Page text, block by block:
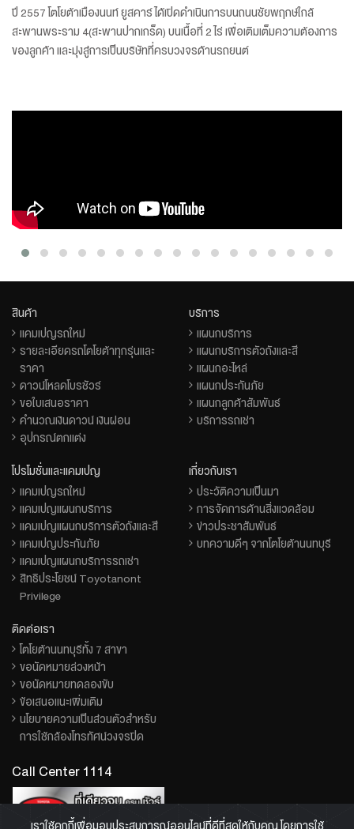
ปี 2557 โตโยต้าเมืองนนท์ ยูสคาร์ ได้เปิดดำเนินการบนถนนชัยพฤกษ์ใกล้
สะพานพระราม 4(สะพานปากเกร็ด) บนเนื้อที่ 2 ไร่ เพื่อเติมเต็มความต้องการ
ของลูกค้า และมุ่งสู่การเป็นบริษัทที่ครบวงจรด้านรถยนต์
สินค้า
แคมเปญรถใหม่
รายละเอียดรถโตโยต้าทุกรุ่นและ
ราคา
ดาวน์โหลดโบรชัวร์
ขอใบเสนอราคา
คำนวณเงินดาวน์ เงินผ่อน
อุปกรณ์ตกแต่ง
บริการ
แผนกบริการ
แผนกบริการตัวถังและสี
แผนกอะไหล่
แผนกประกันภัย
แผนกลูกค้าสัมพันธ์
บริการรถเช่า
โปรโมชั่นและแคมเปญ
แคมเปญรถใหม่
แคมเปญแผนกบริการ
แคมเปญแผนกบริการตัวถังและสี
แคมเปญประกันภัย
แคมเปญแผนกบริการรถเช่า
สิทธิประโยชน์ Toyotanont
Privilege
เกี่ยวกับเรา
ประวัติความเป็นมา
การจัดการด้านสิ่งแวดล้อม
ข่าวประชาสัมพันธ์
บทความดีๆ จากโตโยต้านนทบุรี
ติดต่อเรา
โตโยต้านนทบุรีทั้ง 7 สาขา
ขอนัดหมายล่วงหน้า
ขอนัดหมายทดลองขับ
ข้อเสนอแนะเพิ่มเติม
นโยบายความเป็นส่วนตัวสำหรับ
การใช้กล้องโทรทัศน์วงจรปิด
Call Center 1114